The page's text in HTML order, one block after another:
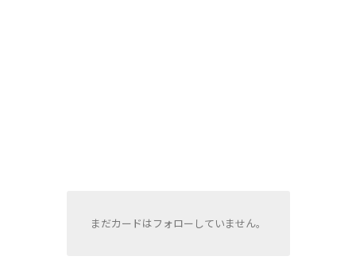
まだカードはフォローしていません。